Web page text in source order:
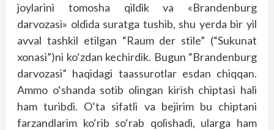
joylarini tomosha qildik va «Brandenburg
darvozasi» oldida suratga tushib, shu yerda bir yil
avval tashkil etilgan “Raum der stile” (“Sukunat
xonasi”)ni ko‘zdan kechirdik. Bugun “Brandenburg
darvozasi” haqidagi taassurotlar esdan chiqqan.
Ammo o‘shanda sotib olingan kirish chiptasi hali
ham turibdi. O‘ta sifatli va bejirim bu chiptani
farzandlarim ko‘rib so‘rab qolishadi, ularga ham